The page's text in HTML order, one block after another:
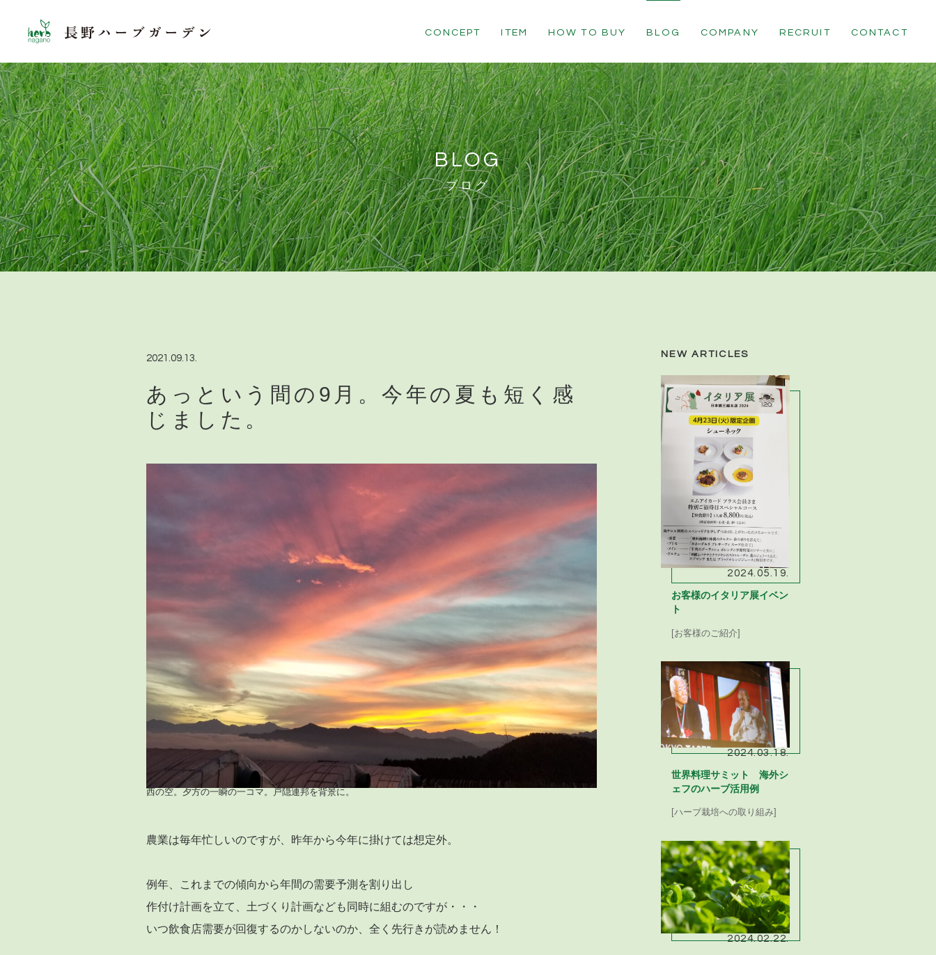
CONCEPT ITEM HOW TO BUY BLOG COMPANY RECRUIT CONTACT
BLOG
ブログ
2021.09.13.
あっという間の9月。今年の夏も短く感
じました。
西の空。夕方の一瞬の一コマ。戸隠連邦を背景に。
農業は毎年忙しいのですが、昨年から今年に掛けては想定外。
例年、これまでの傾向から年間の需要予測を割り出し
作付け計画を立て、土づくり計画なども同時に組むのですが・・・
いつ飲食店需要が回復するのかしないのか、全く先行きが読めません！
NEW ARTICLES
2024.05.19.
お客様のイタリア展イベン
ト
[お客様のご紹介]
2024.03.18.
世界料理サミット 海外シ
ェフのハーブ活用例
[ハーブ栽培への取り組み]
2024.02.22.